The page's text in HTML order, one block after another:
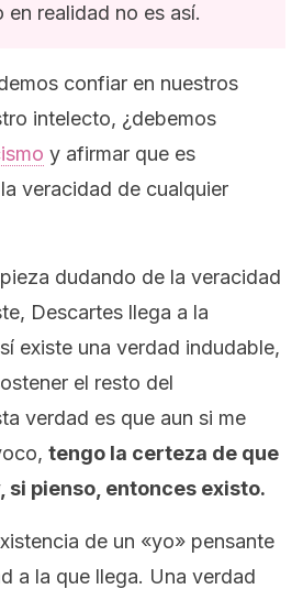
en realidad no es así.
confiar en nuestros
intelecto, ¿debemos
y afirmar que es
veracidad de cualquier
dudando de la veracidad
Descartes llega a la
existe una verdad indudable,
el resto del
verdad es que aun si me
tengo la certeza de que
si pienso, entonces existo.
de un «yo» pensante
a la que llega. Una verdad